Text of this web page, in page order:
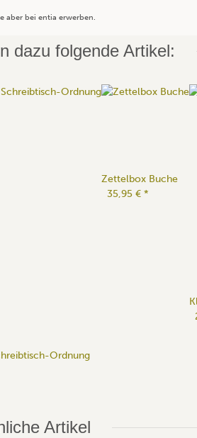
aber bei entia erwerben.
dazu folgende Artikel:
Ordnung
Zettelbox Buche
35,95 € *
Artikel